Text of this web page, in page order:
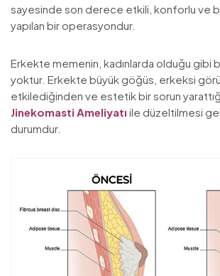
sayesinde son derece etkili, konforlu ve
yapılan bir operasyondur.
Erkekte memenin, kadınlarda olduğu gibi
yoktur. Erkekte büyük göğüs, erkeksi
etkilediğinden ve estetik bir sorun
Jinekomasti Ameliyatı ile düzeltilmesi
durumdur.